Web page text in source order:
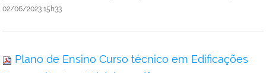
02/06/2023 15h33
Plano de Ensino Curso técnico em Edificações